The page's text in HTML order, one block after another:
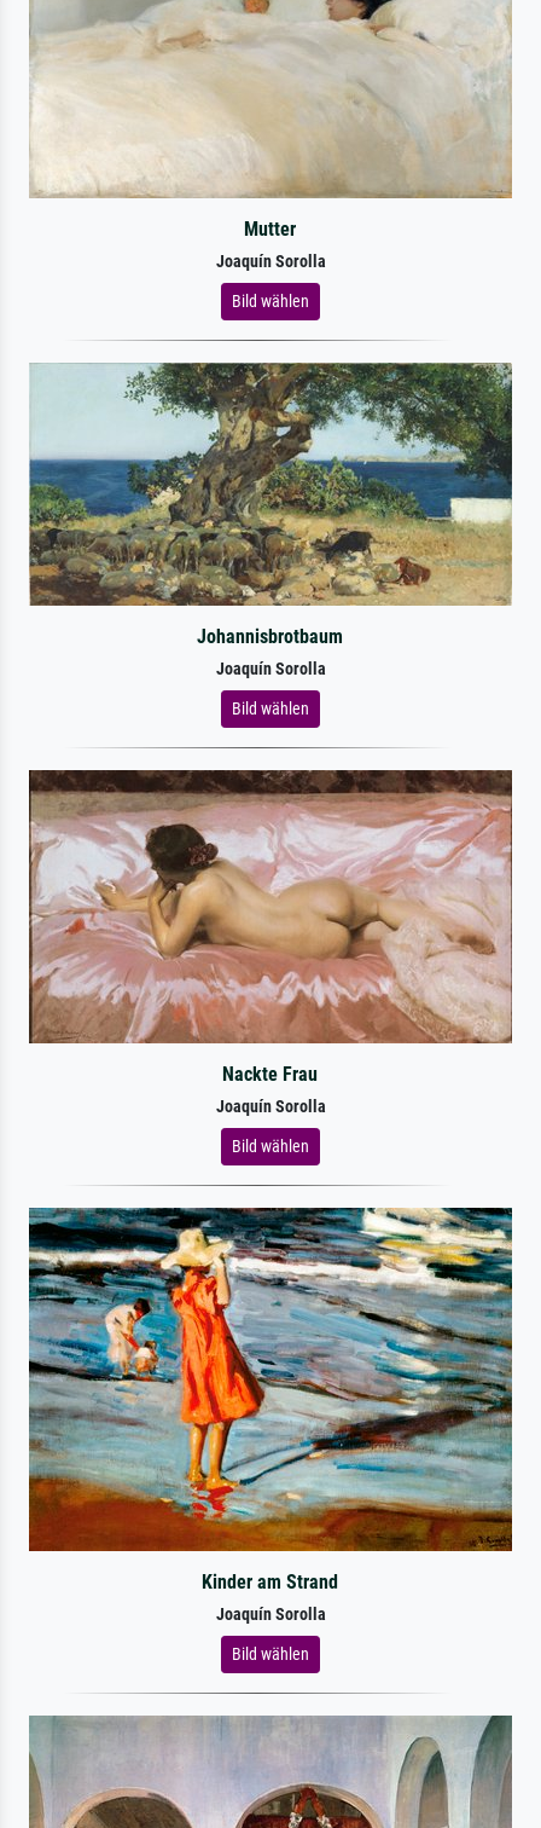
Mutter
Joaquín Sorolla
Bild wählen
Johannisbrotbaum
Joaquín Sorolla
Bild wählen
Nackte Frau
Joaquín Sorolla
Bild wählen
Kinder am Strand
Joaquín Sorolla
Bild wählen